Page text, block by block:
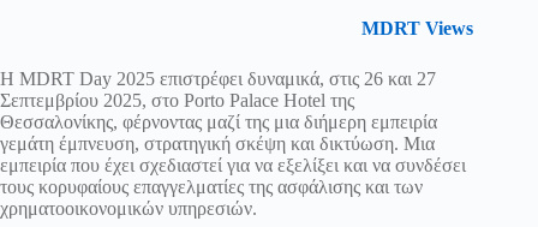
MDRT Views
Η MDRT Day 2025 επιστρέφει δυναμικά, στις 26 και 27
Σεπτεμβρίου 2025, στο Porto Palace Hotel της
Θεσσαλονίκης, φέρνοντας μαζί της μια διήμερη εμπειρία
γεμάτη έμπνευση, στρατηγική σκέψη και δικτύωση. Μια
εμπειρία που έχει σχεδιαστεί για να εξελίξει και να συνδέσει
τους κορυφαίους επαγγελματίες της ασφάλισης και των
χρηματοοικονομικών υπηρεσιών.